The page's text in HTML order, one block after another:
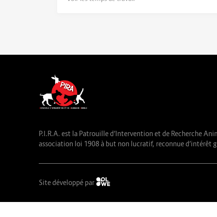
P.I.R.A. est la Patrouille d’Intervention et de Recherche
association loi 1908 à but non lucratif, reconnue d’intérêt
Site développé par